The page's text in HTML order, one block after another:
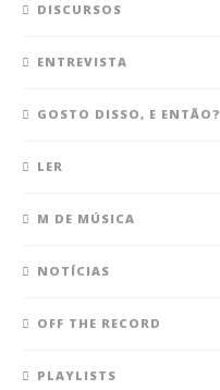
DISCURSOS
ENTREVISTA
GOSTO DISSO, E ENTÃO?
LER
M DE MÚSICA
NOTÍCIAS
OFF THE RECORD
PLAYLISTS